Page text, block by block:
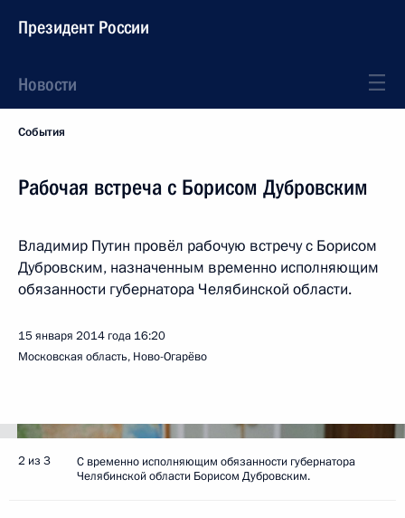
Президент России
Новости
События
Рабочая встреча с Борисом Дубровским
Владимир Путин провёл рабочую встречу с Борисом
Дубровским, назначенным временно исполняющим
обязанности губернатора Челябинской области.
15 января 2014 года 16:20
Московская область, Ново-Огарёво
2 из 3
С временно исполняющим обязанности губернатора
Челябинской области Борисом Дубровским.